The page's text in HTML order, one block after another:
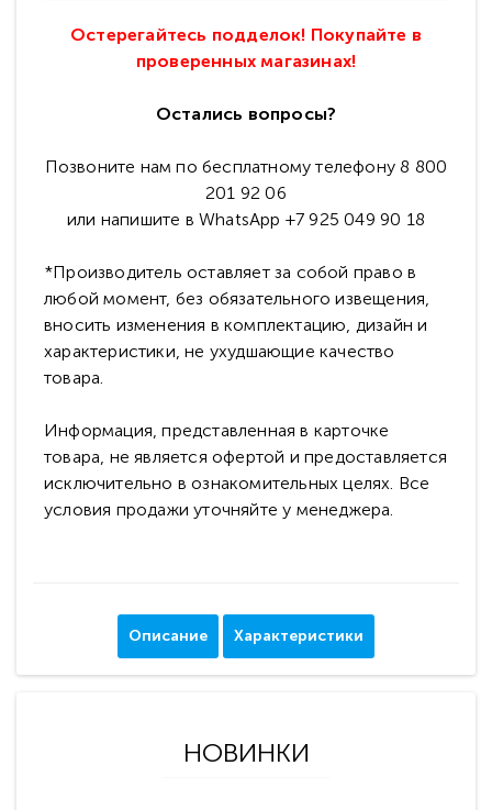
Остерегайтесь подделок! Покупайте в
проверенных магазинах!
Остались вопросы?
Позвоните нам по бесплатному телефону 8 800
201 92 06
или напишите в WhatsApp +7 925 049 90 18
*Производитель оставляет за собой право в
любой момент, без обязательного извещения,
вносить изменения в комплектацию, дизайн и
характеристики, не ухудшающие качество
товара.
Информация, представленная в карточке
товара, не является офертой и предоставляется
исключительно в ознакомительных целях. Все
условия продажи уточняйте у менеджера.
Описание Характеристики
НОВИНКИ